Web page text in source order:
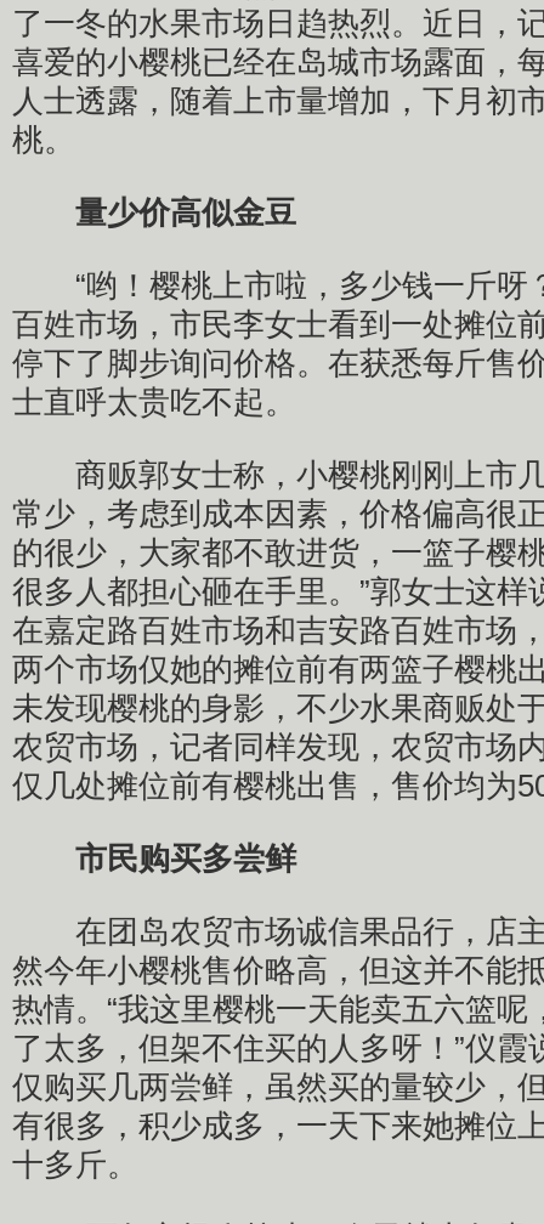
了一冬的水果市场日趋热烈。近日，
喜爱的小樱桃已经在岛城市场露面，
人士透露，随着上市量增加，下月初
桃。
量少价高似金豆
“哟！樱桃上市啦，多少钱一斤呀
百姓市场，市民李女士看到一处摊位
停下了脚步询问价格。在获悉每斤售
士直呼太贵吃不起。
商贩郭女士称，小樱桃刚刚上市
常少，考虑到成本因素，价格偏高很
的很少，大家都不敢进货，一篮子樱
很多人都担心砸在手里。”郭女士这样
在嘉定路百姓市场和吉安路百姓市场
两个市场仅她的摊位前有两篮子樱桃
未发现樱桃的身影，不少水果商贩处
农贸市场，记者同样发现，农贸市场
仅几处摊位前有樱桃出售，售价均为
市民购买多尝鲜
在团岛农贸市场诚信果品行，店
然今年小樱桃售价略高，但这并不能
热情。“我这里樱桃一天能卖五六篮呢
了太多，但架不住买的人多呀！”仪
仅购买几两尝鲜，虽然买的量较少，
有很多，积少成多，一天下来她摊位
十多斤。